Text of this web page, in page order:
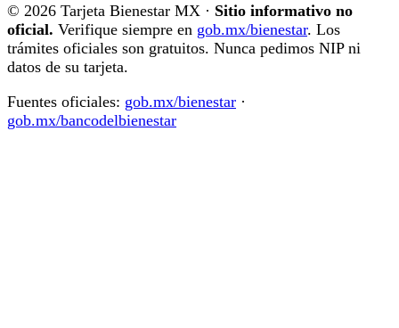
© 2026 Tarjeta Bienestar MX · Sitio informativo no
oficial. Verifique siempre en gob.mx/bienestar. Los
trámites oficiales son gratuitos. Nunca pedimos NIP ni
datos de su tarjeta.
Fuentes oficiales: gob.mx/bienestar ·
gob.mx/bancodelbienestar